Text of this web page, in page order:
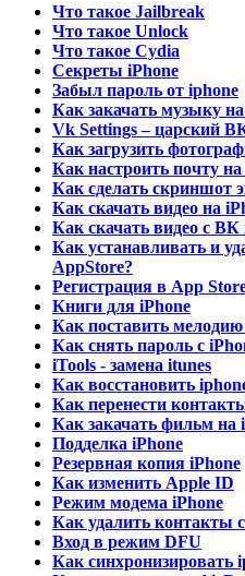
Что такое Jailbreak
Что такое Unlock
Что такое Cydia
Секреты iPhone
Забыл пароль от iphone
Как закачать музыку
Vk Settings – царский
Как загрузить
Как настроить почту
Как сделать скриншот
Как скачать видео на
Как скачать видео с ВК
Как устанавливать и
AppStore?
Регистрация в App
Книги для iPhone
Как поставить мелодию
Как снять пароль с
iTools - замена itunes
Как восстановить
Как перенести
Как закачать фильм на
Подделка iPhone
Резервная копия iPhone
Как изменить Apple ID
Режим модема iPhone
Как удалить контакты
Вход в режим DFU
Как синхронизировать